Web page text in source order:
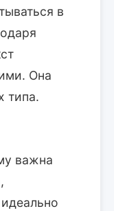
в
Она
типа.
важна